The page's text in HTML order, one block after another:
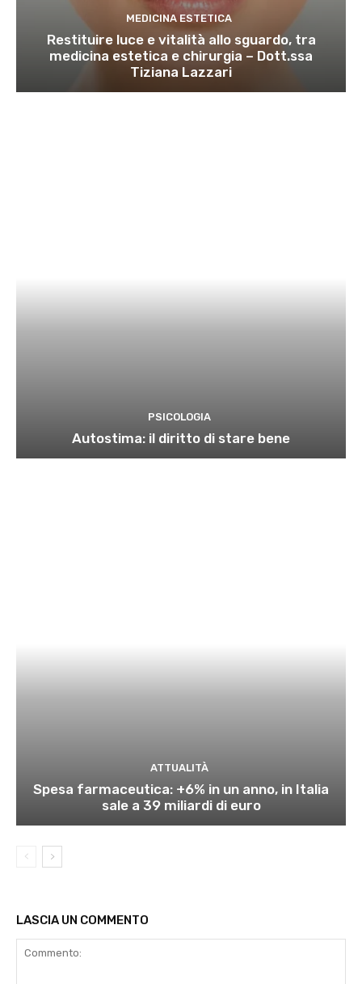
MEDICINA ESTETICA
Restituire luce e vitalità allo sguardo, tra
medicina estetica e chirurgia – Dott.ssa
Tiziana Lazzari
PSICOLOGIA
Autostima: il diritto di stare bene
ATTUALITÀ
Spesa farmaceutica: +6% in un anno, in Italia
sale a 39 miliardi di euro
LASCIA UN COMMENTO